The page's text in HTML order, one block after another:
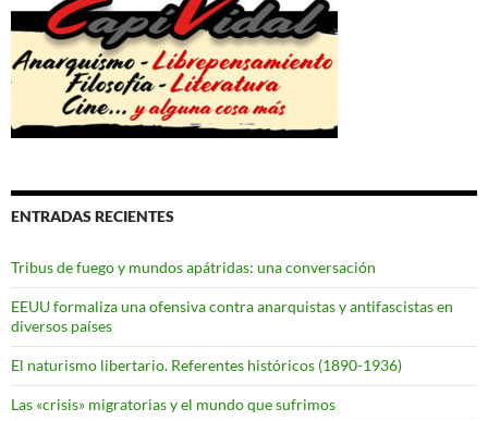
ENTRADAS RECIENTES
Tribus de fuego y mundos apátridas: una conversación
EEUU formaliza una ofensiva contra anarquistas y antifascistas en
diversos países
El naturismo libertario. Referentes históricos (1890-1936)
Las «crisis» migratorias y el mundo que sufrimos